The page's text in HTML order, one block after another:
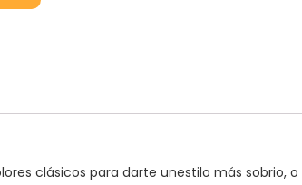
clásicos para darte unestilo más sobrio,